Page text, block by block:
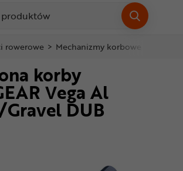
Do koszyka
informacje
Stopka
Mapa strony
rowerowe > Mechanizmy korbowe
korby
Vega Al
DUB